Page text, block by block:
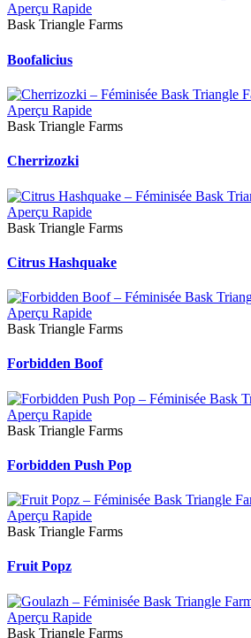
Aperçu Rapide
Bask Triangle Farms
Boofalicius
Aperçu Rapide
Bask Triangle Farms
Cherrizozki
Aperçu Rapide
Bask Triangle Farms
Citrus Hashquake
Aperçu Rapide
Bask Triangle Farms
Forbidden Boof
Aperçu Rapide
Bask Triangle Farms
Forbidden Push Pop
Aperçu Rapide
Bask Triangle Farms
Fruit Popz
Aperçu Rapide
Bask Triangle Farms